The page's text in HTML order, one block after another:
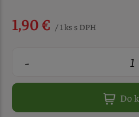
1,90 € / 1 ks s DPH
-
Do